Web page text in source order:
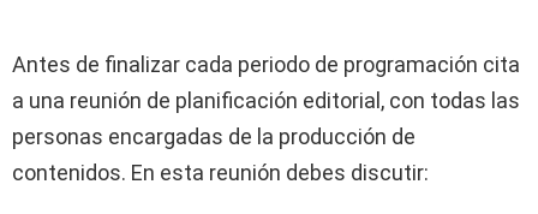
Antes de finalizar cada periodo de programación cita
a una reunión de planificación editorial, con todas las
personas encargadas de la producción de
contenidos. En esta reunión debes discutir: